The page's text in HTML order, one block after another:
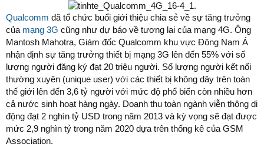
Qualcomm đã tổ chức buổi giới thiệu chia sẻ về sự tăng trưởng
của mạng 3G cũng như dự báo về tương lai của mạng 4G. Ông
Mantosh Mahotra, Giám đốc Qualcomm khu vực Đông Nam Á
nhận định sự tăng trưởng thiết bị mạng 3G lên đến 55% với số
lượng người đăng ký đạt 20 triệu người. Số lượng người kết nối
thường xuyên (unique user) với các thiết bị không dây trên toàn
thế giới lên đến 3,6 tỷ người với mức độ phổ biến còn nhiều hơn
cả nước sinh hoạt hàng ngày. Doanh thu toàn ngành viễn thông di
động đạt 2 nghìn tỷ USD trong năm 2013 và kỳ vọng sẽ đạt được
mức 2,9 nghìn tỷ trong năm 2020 dựa trên thống kê của GSM
Association.